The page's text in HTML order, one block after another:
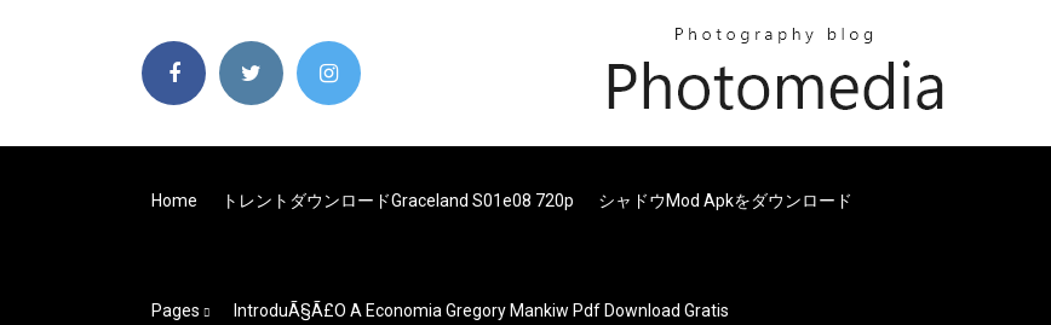
Home トレントダウンロードgraceland S01e08 720p シャドウmod Apkをダウンロード
Pages IntroduÃ§Ã£o A Economia Gregory Mankiw Pdf Download Gratis